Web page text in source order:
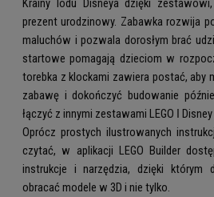
Krainy lodu Disneya dzięki
prezent urodzinowy. Zabawka rozwija
maluchów i pozwala dorosłym brać
startowe pomagają dzieciom w
torebka z klockami zawiera postać, aby
zabawę i dokończyć budowanie
łączyć z innymi zestawami LEGO ǀ
Oprócz prostych ilustrowanych
czytać, w aplikacji LEGO Builder
instrukcje i narzędzia, dzięki którym
obracać modele w 3D i nie tylko.